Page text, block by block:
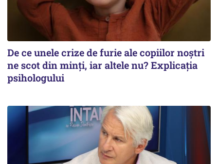
De ce unele crize de furie ale copiilor noștri
ne scot din minți, iar altele nu? Explicația
psihologului